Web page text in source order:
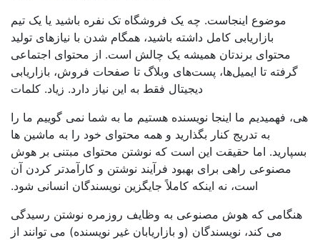
موضوع اینجاست. چه یک فروشگاه تک نفره باشید یا یک تیم
بازاریابی کامل داشته باشید، همگام شدن با نیازهای تولید
محتوای برندتان همیشه یک چالش است. از محتوای اجتماعی
گرفته تا ایمیل‌ها، پست‌های وبلاگ تا صفحات فروش، بازاریابی
دیجیتال فقط به این نیاز دارد. زیاد. کلمات
فهمیدیم ما اینجا نویسنده هستیم ما به شما نمی گوییم ما را
به تدریج کنار بگذارید و همه محتوای خود را به ماشین ها
اما حقیقت این است که نوشتن محتوای مبتنی بر هوش
مصنوعی راهی برای بهبود فرآیند نوشتن و کارآمدتر کردن آن
است، نه اینکه کاملاً جایگزین نویسندگان انسانی شود.
که هوش مصنوعی به وظایف روزمره نوشتن رسیدگی
می کند، نویسندگان (و بازاریابان غیر نویسنده) می توانند از